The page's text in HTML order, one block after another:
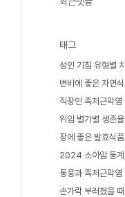
태그
성인 기침 유형별
변비에 좋은 자연
직장인 족저근막염
위암 별기별 생존율
장에 좋은 발효식
2024 소아암 통계
통풍과 족저근막염
손가락 부러졌을